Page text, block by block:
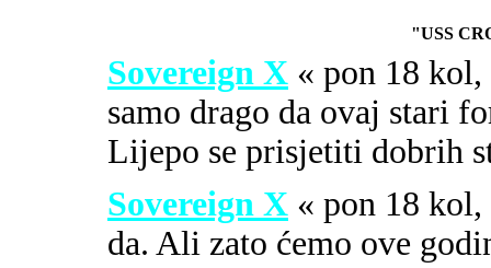
"USS
Sovereign X « pon 18
samo drago da ovaj stari
Lijepo se prisjetiti dobrih
Sovereign X « pon 18
da. Ali zato ćemo ove